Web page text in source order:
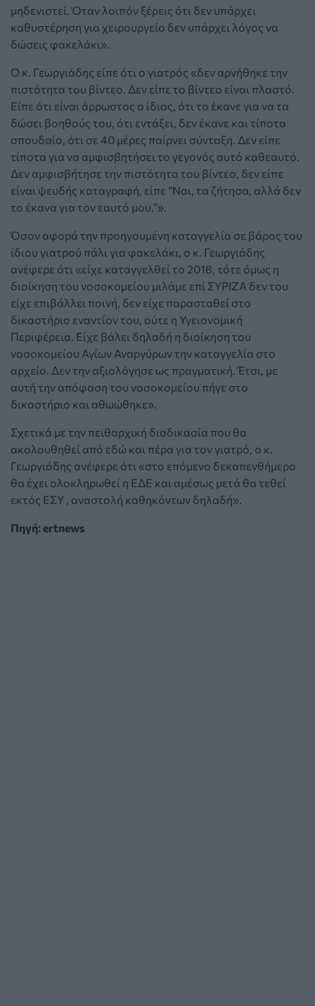
μηδενιστεί. Όταν λοιπόν ξέρεις ότι δεν υπάρχει
καθυστέρηση για χειρουργείο δεν υπάρχει λόγος να
δώσεις φακελάκι».
Ο κ. Γεωργιάδης είπε ότι ο γιατρός «δεν αρνήθηκε την
πιστότητα του βίντεο. Δεν είπε το βίντεο είναι πλαστό.
Είπε ότι είναι άρρωστος ο ίδιος, ότι το έκανε για να τα
δώσει βοηθούς του, ότι εντάξει, δεν έκανε και τίποτα
σπουδαίο, ότι σε 40 μέρες παίρνει σύνταξη. Δεν είπε
τίποτα για να αμφισβητήσει το γεγονός αυτό καθεαυτό.
Δεν αμφισβήτησε την πιστότητα του βίντεο, δεν είπε
είναι ψευδής καταγραφή, είπε “Ναι, τα ζήτησα, αλλά δεν
το έκανα για τον εαυτό μου.”».
Όσον αφορά την προηγουμένη καταγγελία σε βάρος του
ίδιου γιατρού πάλι για φακελάκι, ο κ. Γεωργιάδης
ανέφερε ότι «είχε καταγγελθεί το 2018, τότε όμως η
διοίκηση του νοσοκομείου μιλάμε επί ΣΥΡΙΖΑ δεν του
είχε επιβάλλει ποινή, δεν είχε παρασταθεί στο
δικαστήριο εναντίον του, ούτε η Υγειονομική
Περιφέρεια. Είχε βάλει δηλαδή η διοίκηση του
νοσοκομείου Αγίων Αναργύρων την καταγγελία στο
αρχείο. Δεν την αξιολόγησε ως πραγματική. Έτσι, με
αυτή την απόφαση του νοσοκομείου πήγε στο
δικαστήριο και αθωώθηκε».
Σχετικά με την πειθαρχική διαδικασία που θα
ακολουθηθεί από εδώ και πέρα για τον γιατρό, ο κ.
Γεωργιάδης ανέφερε ότι «στο επόμενο δεκαπενθήμερο
θα έχει ολοκληρωθεί η ΕΔΕ και αμέσως μετά θα τεθεί
εκτός ΕΣΥ , αναστολή καθηκόντων δηλαδή».
Πηγή: ertnews